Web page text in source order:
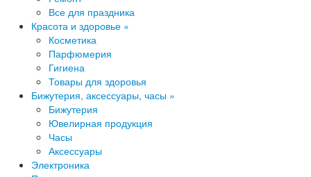
Все для праздника
Красота и здоровье »
Косметика
Парфюмери​я
Гигиена
Товары для здоровья
Бижутерия, аксессуары, часы »
Бижутерия
Ювелирная продукция
Часы
Аксессуары
Электроника